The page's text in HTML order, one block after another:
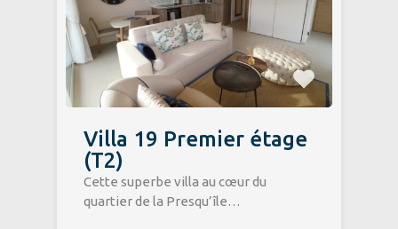
Villa 19 Premier étage
(T2)
​Cette superbe villa au cœur du
quartier de la Presqu’île…